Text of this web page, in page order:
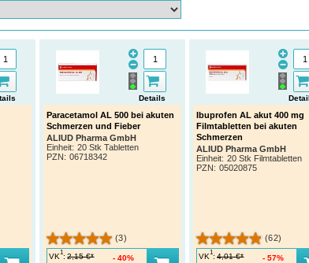
Paracetamol AL 500 bei akuten
Schmerzen und Fieber
ALIUD Pharma GmbH
Einheit: 20 Stk Tabletten
PZN : 06718342
Details
(3)
VK
1
: 2,15 €*
40%
Ibuprofen AL akut 400 mg
Filmtabletten bei akuten
Schmerzen
ALIUD Pharma GmbH
Einheit: 20 Stk Filmtabletten
PZN : 05020875
(62)
VK
1
: 4,01 €*
57%